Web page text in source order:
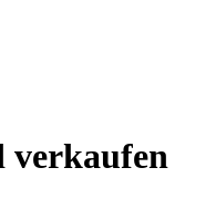
verkaufen